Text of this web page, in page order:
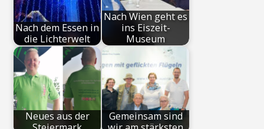
Nach dem Essen in
die Lichterwelt
Nach Wien geht es
ins Eiszeit-
Museum
Neues aus der
Gemeinsam sind